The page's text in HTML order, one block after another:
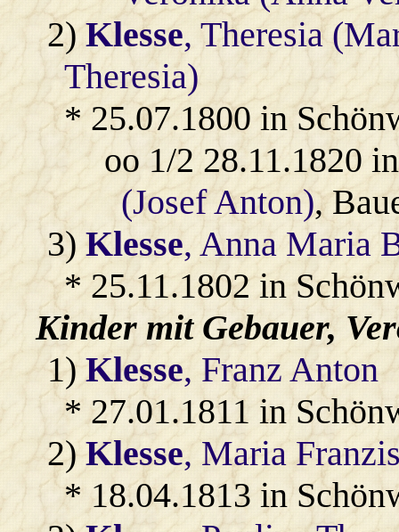
2)Klesse, Theresia
Theresia)
* 25.07.1800 in
oo 1/2 28.11.1820
(Josef Anton),
3)Klesse, Anna Maria
* 25.11.1802 in
Kinder mit Gebauer,
1)Klesse, Franz Anton
* 27.01.1811 in
2)Klesse, Maria
* 18.04.1813 in